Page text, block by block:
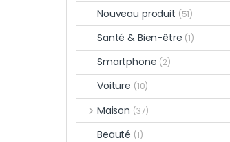
Nouveau produit (51)
Santé & Bien-être (1)
Smartphone (2)
Voiture (10)
Maison (37)
Beauté (1)